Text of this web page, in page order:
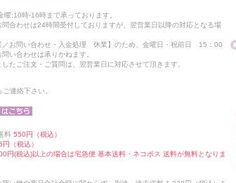
曜:10時-16時まで承っております。
問合わせは24時間受付しておりますが、翌営業日以降の対応となる場
／お問い合わせ・入金処理 休業】のため、金曜日・祝前日 15：00
い合わせは承りかねます。
たご注文・ご質問は、翌営業日に対応させて頂きます。
ご連絡下さい。
料 550円（税込）
円（税込）
円(税込)以上の場合は宅急便 基本送料・ネコポス 送料が無料となりま